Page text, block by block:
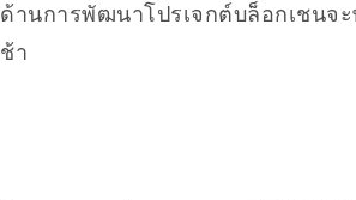
ด้านการพัฒนาโปรเจกต์บล็อกเชนจะ
ช้า